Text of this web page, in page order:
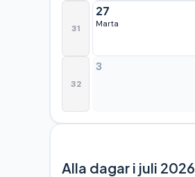
31
27
Marta
32
3
Alla dagar i juli 2026